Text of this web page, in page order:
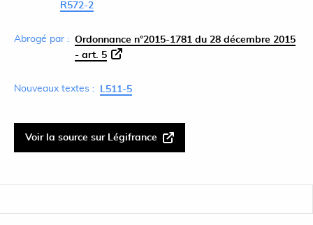
R572-2
Abrogé par : Ordonnance n°2015-1781 du 28 décembre 2015
- art. 5
Nouveaux textes : L511-5
Voir la source sur Légifrance